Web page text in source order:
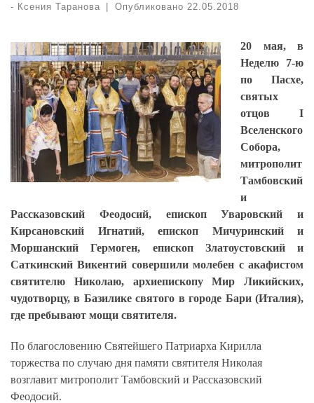
- Ксения Таранова Опубликовано 22.05.2018
20 мая, в
Неделю 7-ю
по Пасхе,
святых
отцов I
Вселенского
Собора,
митрополит
Тамбовский
и
Рассказовский Феодосий, епископ Уваровский и
Кирсановский Игнатий, епископ Мичуринский и
Моршанский Гермоген, епископ Златоустовский и
Саткинский Викентий совершили молебен с акафистом
святителю Николаю, архиепископу Мир Ликийских,
чудотворцу, в Базилике святого в городе Бари (Италия),
где пребывают мощи святителя.
По благословению Святейшего Патриарха Кирилла
торжества по случаю дня памяти святителя Николая
возглавит митрополит Тамбовский и Рассказовский
Феодосий.